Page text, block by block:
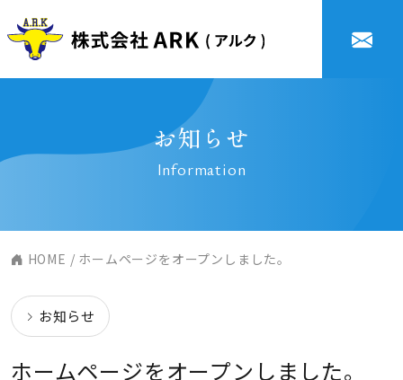
お知らせ
Information
HOME / ホームページをオープンしました。
お知らせ
ホームページをオープンしました。